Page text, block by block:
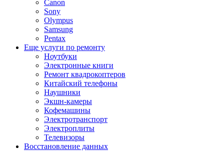
Canon
Sony
Olympus
Samsung
Pentax
Еще услуги по ремонту
Ноутбуки
Электронные книги
Ремонт квадрокоптеров
Китайский телефоны
Наушники
Экшн-камеры
Кофемашины
Электротранспорт
Электроплиты
Телевизоры
Восстановление данных